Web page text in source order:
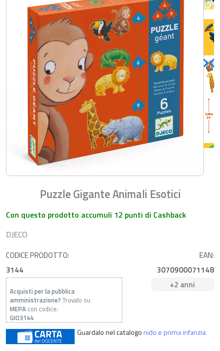
Puzzle Gigante Animali Esotici
Con questo prodotto accumuli 12 punti di Cashback
DJECO
CODICE PRODOTTO:
3144
EAN:
3070900071148
Acquisti per la pubblica
amministrazione? Trovalo su
MEPA con codice:
GIO3144
+2 anni
Guardalo nel catalogonido e prima infanzia